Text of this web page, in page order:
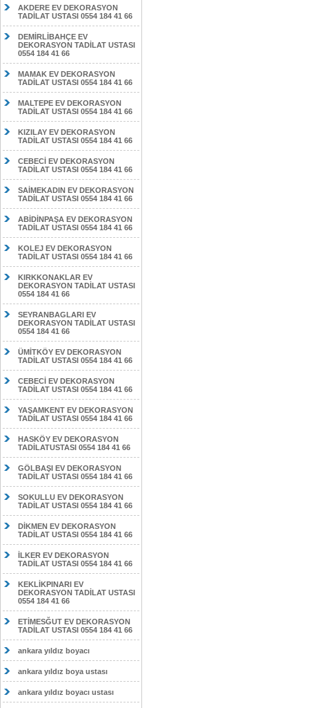
AKDERE EV DEKORASYON
TADİLAT USTASI 0554 184 41 66
DEMİRLİBAHÇE EV
DEKORASYON TADİLAT USTASI
0554 184 41 66
MAMAK EV DEKORASYON
TADİLAT USTASI 0554 184 41 66
MALTEPE EV DEKORASYON
TADİLAT USTASI 0554 184 41 66
KIZILAY EV DEKORASYON
TADİLAT USTASI 0554 184 41 66
CEBECİ EV DEKORASYON
TADİLAT USTASI 0554 184 41 66
SAİMEKADIN EV DEKORASYON
TADİLAT USTASI 0554 184 41 66
ABİDİNPAŞA EV DEKORASYON
TADİLAT USTASI 0554 184 41 66
KOLEJ EV DEKORASYON
TADİLAT USTASI 0554 184 41 66
KIRKKONAKLAR EV
DEKORASYON TADİLAT USTASI
0554 184 41 66
SEYRANBAGLARI EV
DEKORASYON TADİLAT USTASI
0554 184 41 66
ÜMİTKÖY EV DEKORASYON
TADİLAT USTASI 0554 184 41 66
CEBECİ EV DEKORASYON
TADİLAT USTASI 0554 184 41 66
YAŞAMKENT EV DEKORASYON
TADİLAT USTASI 0554 184 41 66
HASKÖY EV DEKORASYON
TADİLATUSTASI 0554 184 41 66
GÖLBAŞI EV DEKORASYON
TADİLAT USTASI 0554 184 41 66
SOKULLU EV DEKORASYON
TADİLAT USTASI 0554 184 41 66
DİKMEN EV DEKORASYON
TADİLAT USTASI 0554 184 41 66
İLKER EV DEKORASYON
TADİLAT USTASI 0554 184 41 66
KEKLİKPINARI EV
DEKORASYON TADİLAT USTASI
0554 184 41 66
ETİMESĞUT EV DEKORASYON
TADİLAT USTASI 0554 184 41 66
ankara yıldız boyacı
ankara yıldız boya ustası
ankara yıldız boyacı ustası